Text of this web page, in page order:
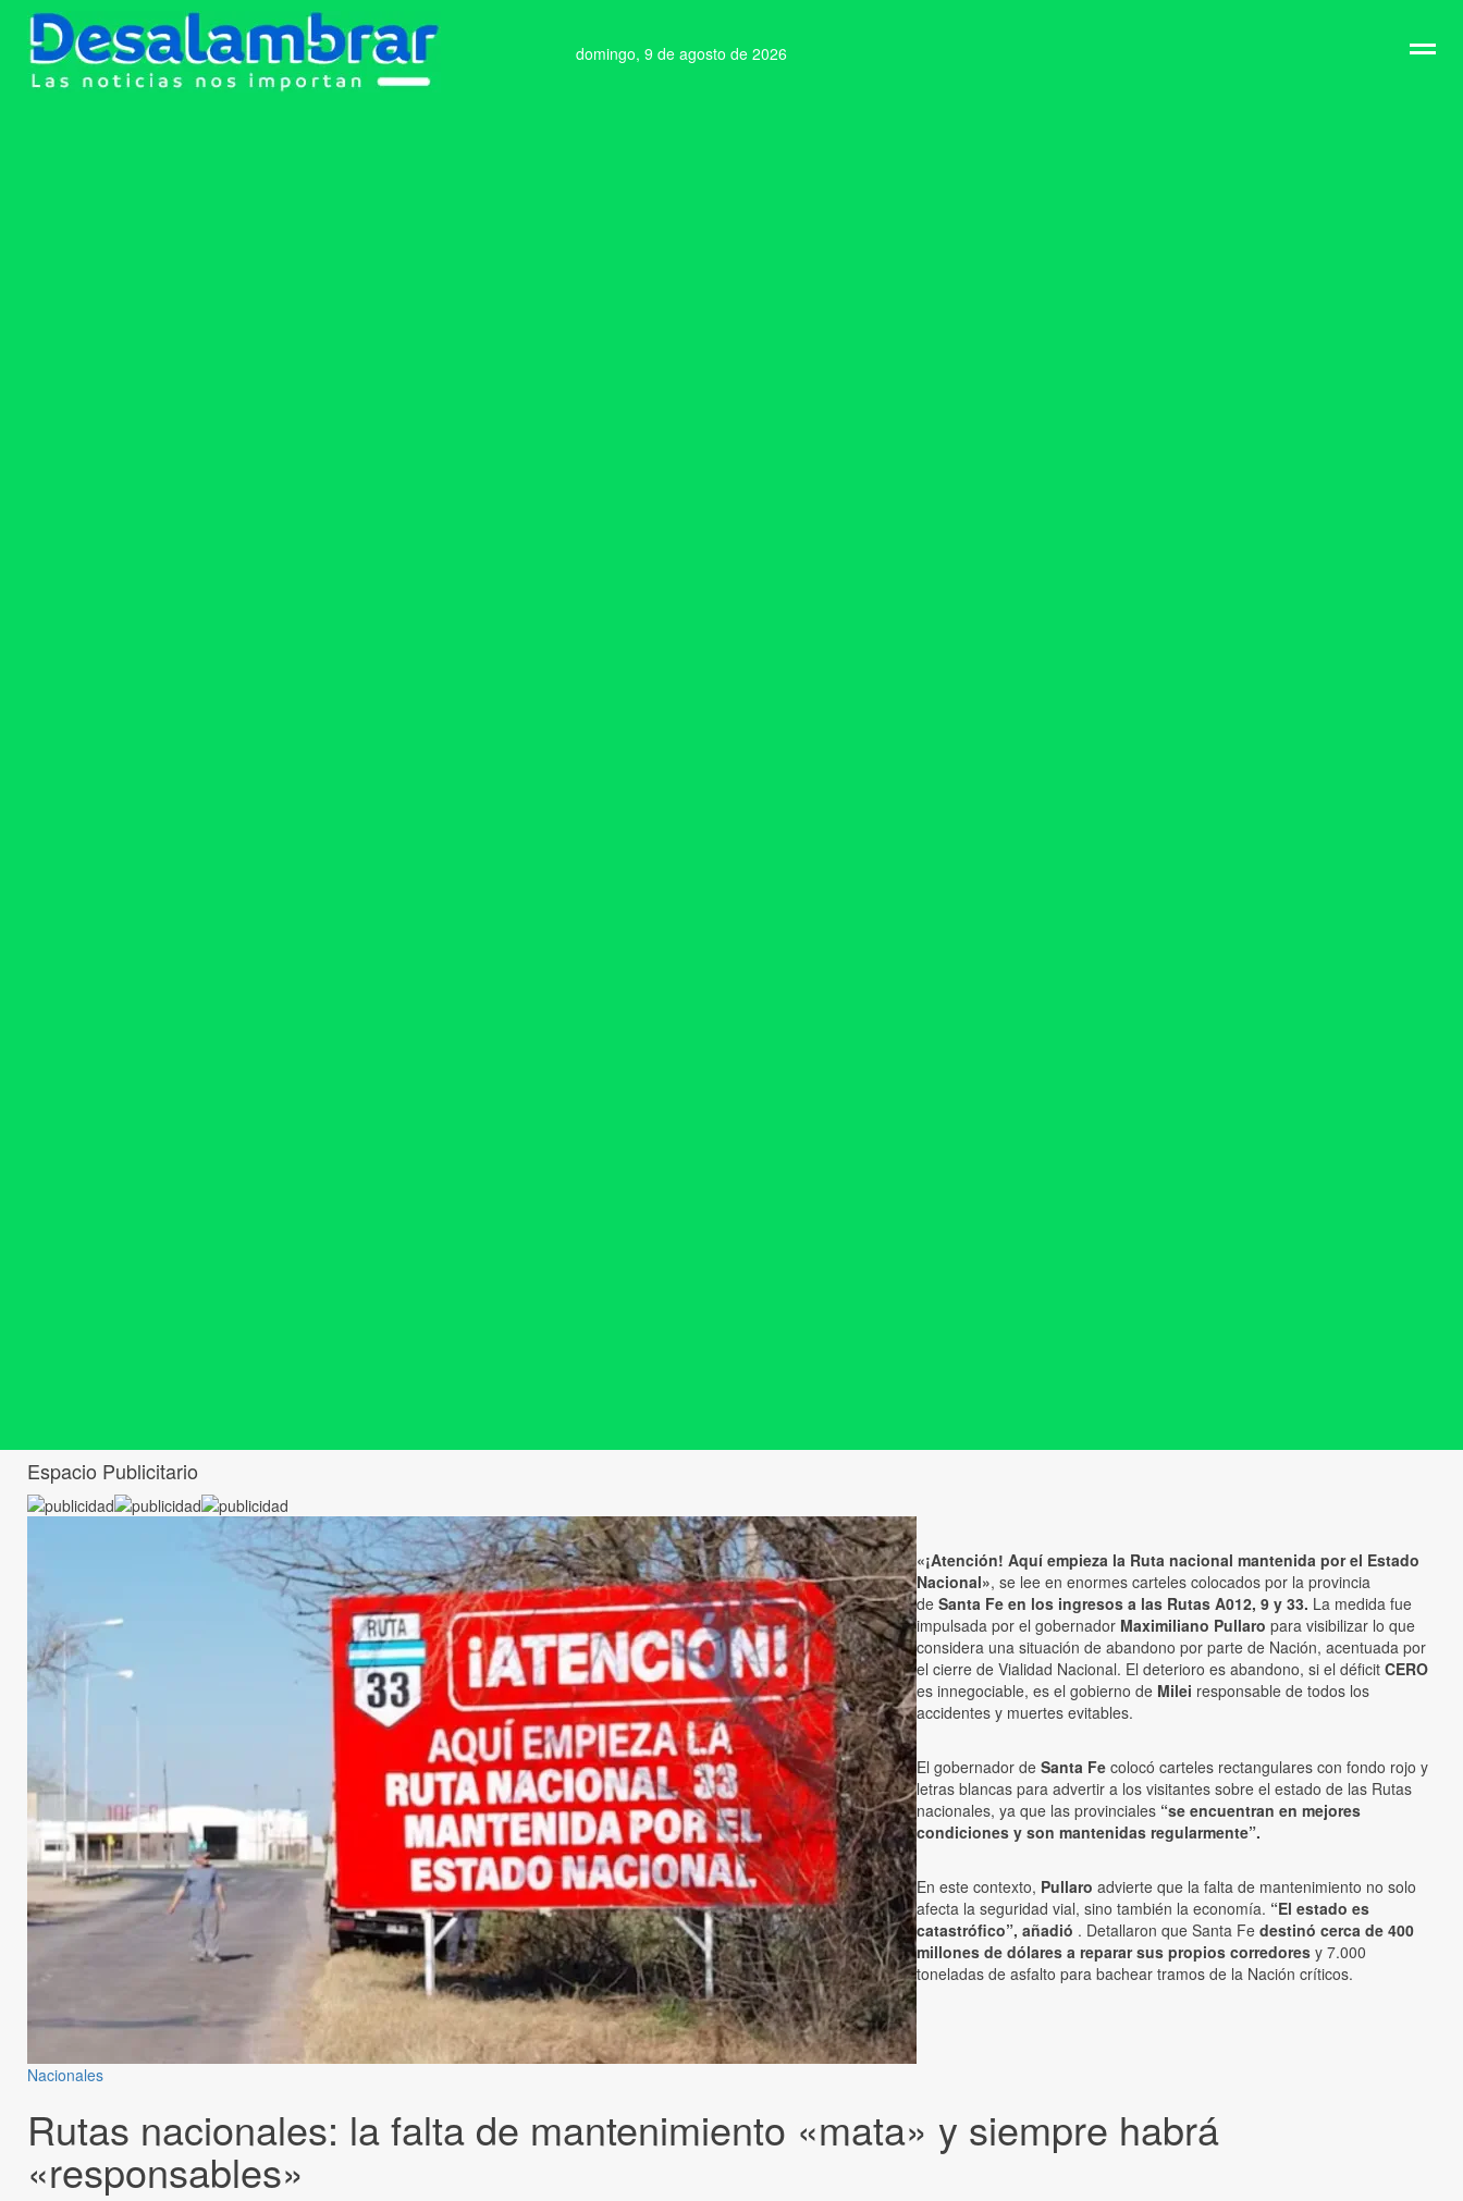
domingo, 9 de agosto de 2026
Espacio Publicitario
Nacionales
Rutas nacionales: la falta de mantenimiento «mata» y siempre habrá
«responsables»
«¡Atención! Aquí empieza la Ruta nacional mantenida por el Estado
Nacional», se lee en enormes carteles colocados por la provincia
de Santa Fe en los ingresos a las Rutas A012, 9 y 33. La medida fue
impulsada por el gobernador Maximiliano Pullaro para visibilizar lo que
considera una situación de abandono por parte de Nación, acentuada por
el cierre de Vialidad Nacional. El deterioro es abandono, si el déficit CERO
es innegociable, es el gobierno de Milei responsable de todos los
accidentes y muertes evitables.
El gobernador de Santa Fe colocó carteles rectangulares con fondo rojo y
letras blancas para advertir a los visitantes sobre el estado de las Rutas
nacionales, ya que las provinciales “se encuentran en mejores
condiciones y son mantenidas regularmente”.
En este contexto, Pullaro advierte que la falta de mantenimiento no solo
afecta la seguridad vial, sino también la economía. “El estado es
catastrófico”, añadió . Detallaron que Santa Fe destinó cerca de 400
millones de dólares a reparar sus propios corredores y 7.000
toneladas de asfalto para bachear tramos de la Nación críticos.